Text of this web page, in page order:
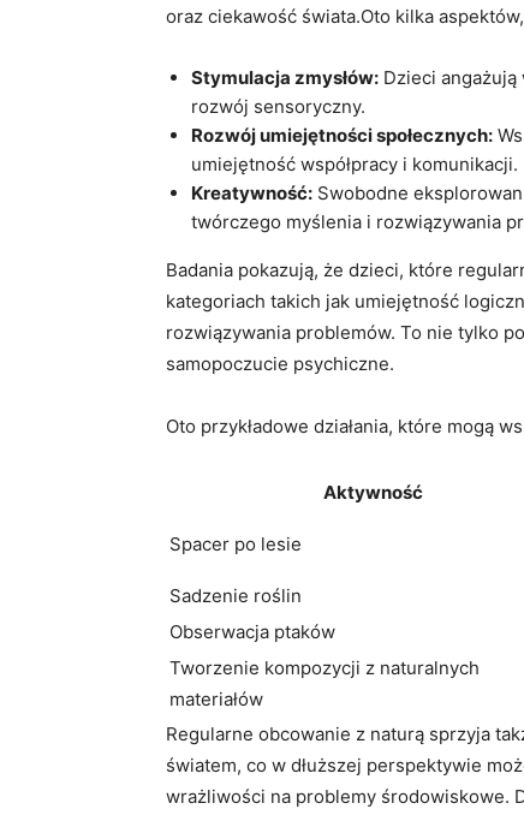
oraz ciekawość świata.Oto kilka
Stymulacja zmysłów: Dzieci angażują
rozwój sensoryczny.
Rozwój umiejętności społecznych:
umiejętność współpracy i komunikacji.
Kreatywność: Swobodne
twórczego myślenia i rozwiązywania
Badania pokazują, że dzieci, które
kategoriach takich jak umiejętność
rozwiązywania problemów. To nie tylko
samopoczucie psychiczne.
Oto przykładowe działania, które mogą
Aktywność
Spacer po lesie
Sadzenie roślin
Obserwacja ptaków
Tworzenie kompozycji z naturalnych
materiałów
Regularne obcowanie z naturą sprzyja
światem, co w dłuższej perspektywie
wrażliwości na problemy środowiskowe.